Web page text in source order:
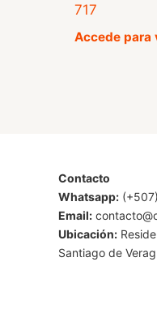
717
Accede para
Contacto
Whatsapp:
Email:
Ubicación:
Santiago de